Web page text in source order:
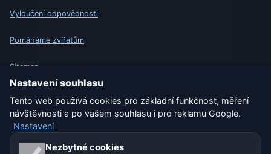
Vyloučení odpovědnosti
Pomáháme zvířatům
Sitemap
Nastavení
Naše weby o počasí:
Nastavení souhlasu
Tento web používá cookies pro základní funkčnost, měření
návštěvnosti a po vašem souhlasu i pro reklamu Google.
Nastavení
Nezbytné cookies